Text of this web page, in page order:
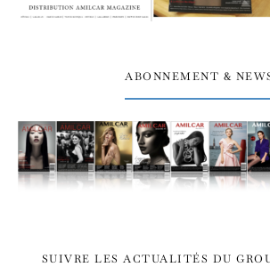
ABONNEMENT &
SUIVRE LES ACTUALITÉS DU